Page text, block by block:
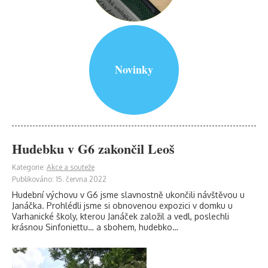
Novinky
Hudebku v G6 zakončil Leoš
Kategorie: Akce a souteže
Publikováno: 15. června 2022
Hudební výchovu v G6 jsme slavnostně ukončili návštěvou u
Janáčka. Prohlédli jsme si obnovenou expozici v domku u
Varhanické školy, kterou Janáček založil a vedl, poslechli
krásnou Sinfoniettu… a sbohem, hudebko…